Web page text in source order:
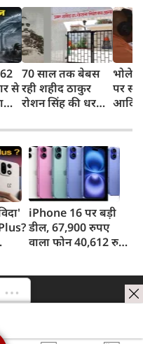
से
70 साल तक बेबस
रही शहीद ठाकुर
रोशन सिंह की धरती,
मिटा दिया तीन
पीढ़ियों का दर्द
पर
iPhone 16 पर बड़ी
डील, 67,900 रुपए
वाला फोन 40,612 रुपए